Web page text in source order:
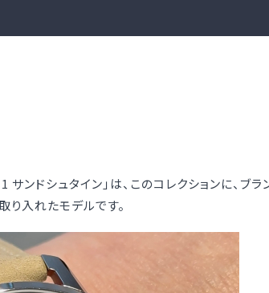
サンドシュタイン」は、このコレクションに、
り入れたモデルです。